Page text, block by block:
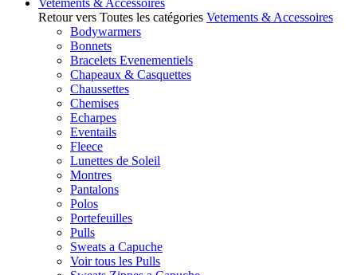
Vetements & Accessoires
Retour vers Toutes les catégories Vetements & Accessoires
Bodywarmers
Bonnets
Bracelets Evenementiels
Chapeaux & Casquettes
Chaussettes
Chemises
Echarpes
Eventails
Fleece
Lunettes de Soleil
Montres
Pantalons
Polos
Portefeuilles
Pulls
Sweats a Capuche
Voir tous les Pulls